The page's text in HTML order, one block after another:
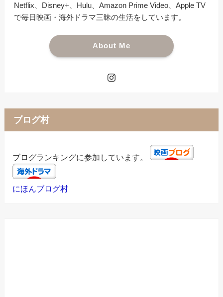
Netflix、Disney+、Hulu、Amazon Prime Video、Apple TV
で毎日映画・海外ドラマ三昧の生活をしています。
About Me
ブログ村
ブログランキングに参加しています。
にほんブログ村